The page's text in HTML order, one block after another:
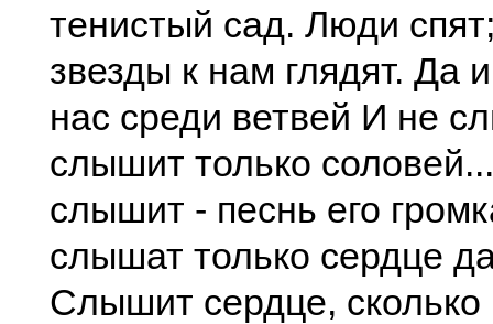
тенистый сад. Люди
звезды к нам глядят. Да
нас среди ветвей И не
слышит только
слышит - песнь его
слышат только сердце
Слышит сердце, сколько